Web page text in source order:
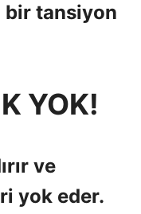
bir tansiyon
YOK!
ve
yok eder.